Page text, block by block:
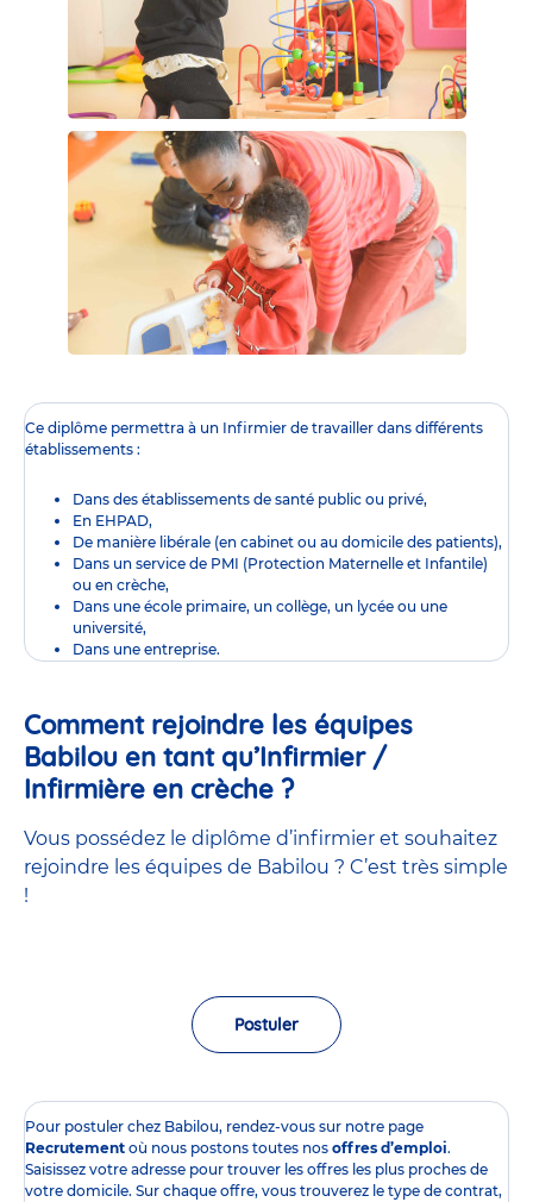
Ce diplôme permettra à un Infirmier de travailler dans différents
établissements :
Dans des établissements de santé public ou privé,
En EHPAD,
De manière libérale (en cabinet ou au domicile des patients),
Dans un service de PMI (Protection Maternelle et Infantile)
ou en crèche,
Dans une école primaire, un collège, un lycée ou une
université,
Dans une entreprise.
Comment rejoindre les équipes
Babilou en tant qu’Infirmier /
Infirmière en crèche ?
Vous possédez le diplôme d’infirmier et souhaitez
rejoindre les équipes de Babilou ? C’est très simple
!
Postuler
Pour postuler chez Babilou, rendez-vous sur notre page
Recrutement où nous postons toutes nos offres d’emploi.
Saisissez votre adresse pour trouver les offres les plus proches de
votre domicile. Sur chaque offre, vous trouverez le type de contrat,